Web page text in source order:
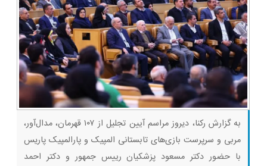
به گزارش رکنا، دیروز مراسم آیین تجلیل از ۱۰۷ قهرمان، مدال‌آور،
مربی و سرپرست بازی‌های تابستانی المپیک و پارالمپیک پاریس
با حضور دکتر مسعود پزشکیان رییس جمهور و دکتر احمد